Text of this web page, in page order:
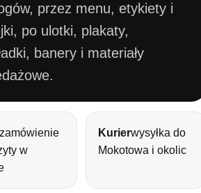
przez menu, etykiety i
po ulotki, plakaty,
banery i materiały
w
Kurierwysyłka do
Mokotowa i okolic